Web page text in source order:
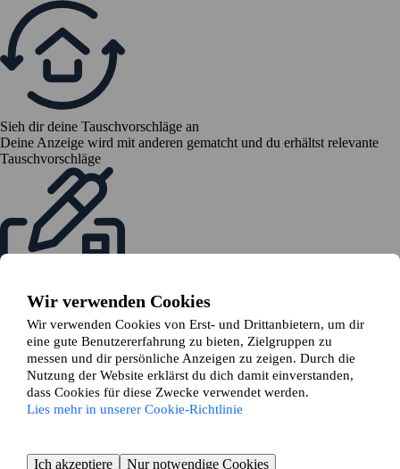
Wir verwenden Cookies
Wir verwenden Cookies von Erst- und Drittanbietern, um dir
eine gute Benutzererfahrung zu bieten, Zielgruppen zu
messen und dir persönliche Anzeigen zu zeigen. Durch die
Nutzung der Website erklärst du dich damit einverstanden,
dass Cookies für diese Zwecke verwendet werden.
Lies mehr in unserer Cookie-Richtlinie
Ich akzeptiere
Nur notwendige Cookies
Sieh dir deine Tauschvorschläge an
Deine Anzeige wird mit anderen gematcht und du erhältst relevante
Tauschvorschläge
Senden eine Tauschanfrage
bei deinem Vermieter